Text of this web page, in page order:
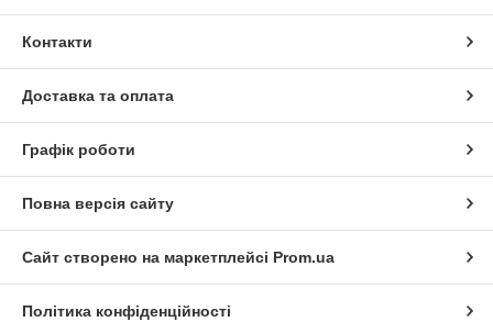
Контакти
Доставка та оплата
Графік роботи
Повна версія сайту
Сайт створено на маркетплейсі Prom.ua
Політика конфіденційності